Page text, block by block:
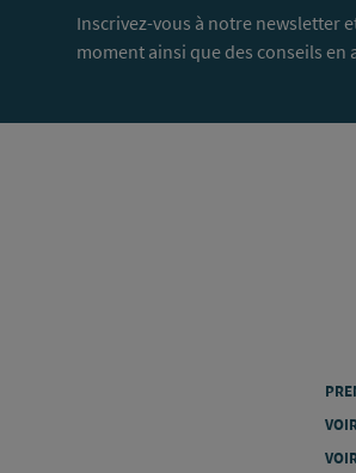
Inscrivez-vous à notre newsletter
moment ainsi que des conseils en